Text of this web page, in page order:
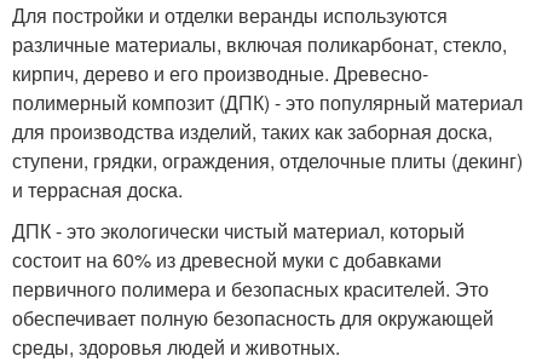
Для постройки и отделки веранды используются
различные материалы, включая поликарбонат, стекло,
кирпич, дерево и его производные. Древесно-
полимерный композит (ДПК) - это популярный материал
для производства изделий, таких как заборная доска,
ступени, грядки, ограждения, отделочные плиты (декинг)
и террасная доска.
ДПК - это экологически чистый материал, который
состоит на 60% из древесной муки с добавками
первичного полимера и безопасных красителей. Это
обеспечивает полную безопасность для окружающей
среды, здоровья людей и животных.